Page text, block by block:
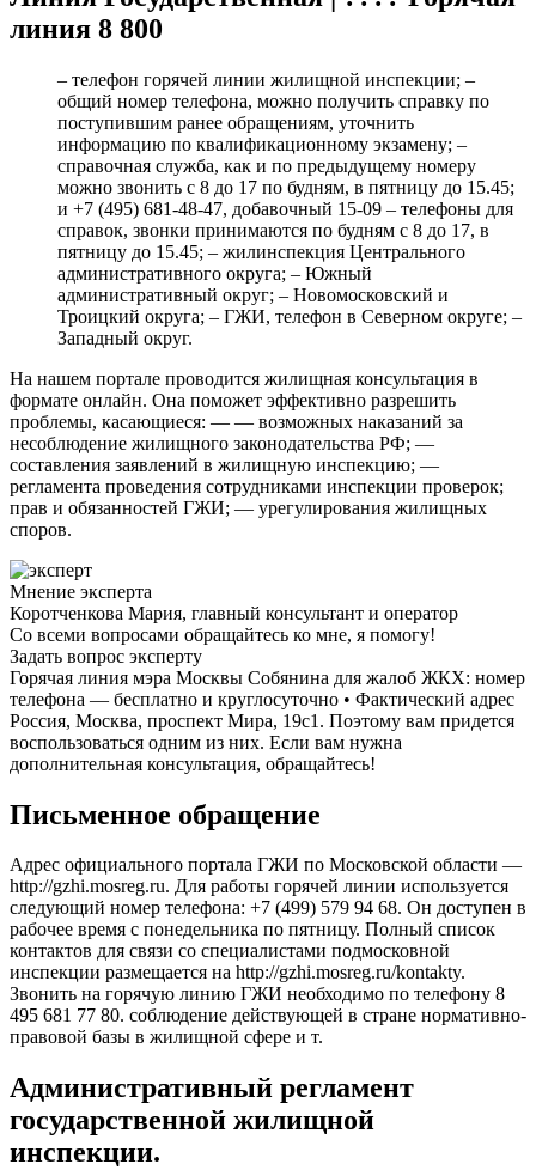
линия 8 800
– телефон горячей линии жилищной инспекции; –
общий номер телефона, можно получить справку по
поступившим ранее обращениям, уточнить
информацию по квалификационному экзамену; –
справочная служба, как и по предыдущему номеру
можно звонить с 8 до 17 по будням, в пятницу до 15.45;
и +7 (495) 681-48-47, добавочный 15-09 – телефоны для
справок, звонки принимаются по будням с 8 до 17, в
пятницу до 15.45; – жилинспекция Центрального
административного округа; – Южный
административный округ; – Новомосковский и
Троицкий округа; – ГЖИ, телефон в Северном округе; –
Западный округ.
На нашем портале проводится жилищная консультация в
формате онлайн. Она поможет эффективно разрешить
проблемы, касающиеся: — — возможных наказаний за
несоблюдение жилищного законодательства РФ; —
составления заявлений в жилищную инспекцию; —
регламента проведения сотрудниками инспекции проверок;
прав и обязанностей ГЖИ; — урегулирования жилищных
споров.
Мнение эксперта
Коротченкова Мария, главный консультант и оператор
Со всеми вопросами обращайтесь ко мне, я помогу!
Задать вопрос эксперту
Горячая линия мэра Москвы Собянина для жалоб ЖКХ: номер
телефона — бесплатно и круглосуточно • Фактический адрес
Россия, Москва, проспект Мира, 19с1. Поэтому вам придется
воспользоваться одним из них. Если вам нужна
дополнительная консультация, обращайтесь!
Письменное обращение
Адрес официального портала ГЖИ по Московской области —
http://gzhi.mosreg.ru. Для работы горячей линии используется
следующий номер телефона: +7 (499) 579 94 68. Он доступен в
рабочее время с понедельника по пятницу. Полный список
контактов для связи со специалистами подмосковной
инспекции размещается на http://gzhi.mosreg.ru/kontakty.
Звонить на горячую линию ГЖИ необходимо по телефону 8
495 681 77 80. соблюдение действующей в стране нормативно-
правовой базы в жилищной сфере и т.
Административный регламент
государственной жилищной
инспекции.